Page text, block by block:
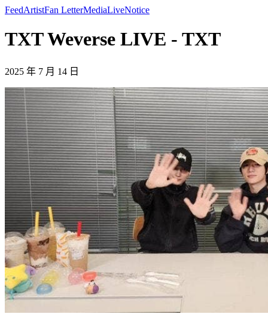
FeedArtistFan LetterMediaLiveNotice
TXT Weverse LIVE - TXT
2025 年 7 月 14 日